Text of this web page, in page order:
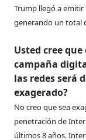
Trump llegó a emitir
generando un total
Usted cree
campaña
las redes será
exagerado?
No creo que sea
penetración de
últimos 8 años.